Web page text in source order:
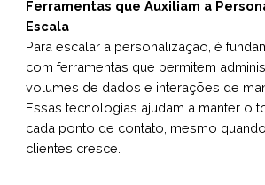
Ferramentas que Auxiliam a
Escala
Para escalar a personalização, é
com ferramentas que permitem
volumes de dados e interações de
Essas tecnologias ajudam a manter o
cada ponto de contato, mesmo
clientes cresce.